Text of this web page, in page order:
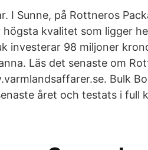
I Sunne, på Rottneros
kvalitet som ligger
investerar 98 miljoner
Läs det senaste om
Bulk
året och testats i full